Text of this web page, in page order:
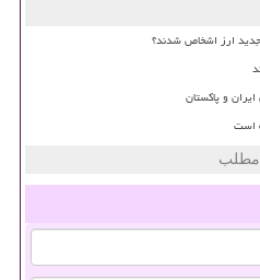
جدید ارز اشخاص شدند؟
و پاکستان
مطلب